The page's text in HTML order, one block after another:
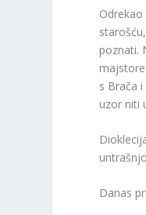
poznati.
s Brača
uzor niti
Danas